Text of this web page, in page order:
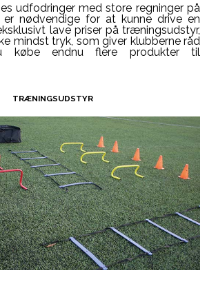
udfodringer med store regninger på
er nødvendige for at kunne drive en
lave priser på træningsudstyr,
mindst tryk, som giver klubberne råd
endnu flere produkter til
TRÆNINGSUDSTYR